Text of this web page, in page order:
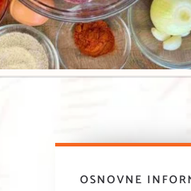
OSNOVNE